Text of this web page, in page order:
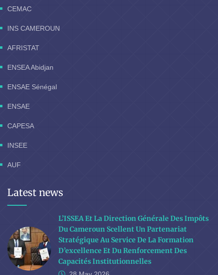
CEMAC
INS CAMEROUN
AFRISTAT
ENSEA Abidjan
ENSAE Sénégal
ENSAE
CAPESA
INSEE
AUF
Latest news
L’ISSEA Et La Direction Générale Des Impôts
Du Cameroun Scellent Un Partenariat
Stratégique Au Service De La Formation
D’excellence Et Du Renforcement Des
Capacités Institutionnelles